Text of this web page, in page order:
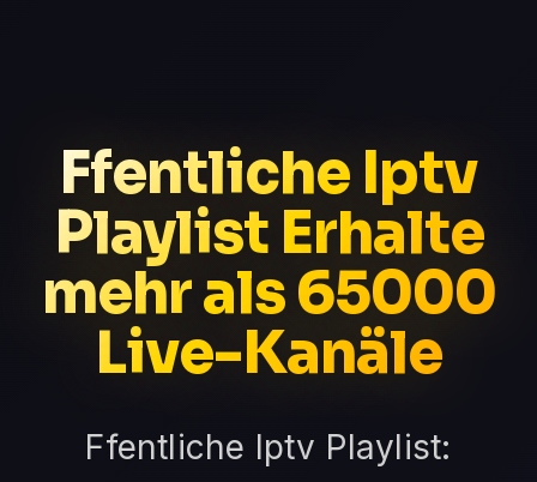
Ffentliche Iptv
Playlist Erhalte
mehr als 65000
Live-Kanäle
Ffentliche Iptv Playlist: